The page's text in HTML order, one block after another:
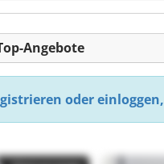
Angebote
oder einloggen,